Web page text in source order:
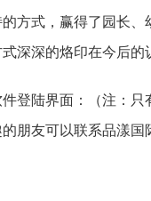
的方式，赢得了园长
深深的烙印在今后的
登陆界面：（注：只
朋友可以联系品漾国